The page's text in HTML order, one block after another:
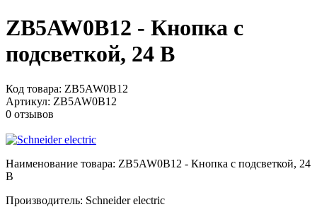
ZB5AW0B12 - Кнопка с
подсветкой, 24 В
Код товара: ZB5AW0B12
Артикул: ZB5AW0B12
0 отзывов
Наименование товара: ZB5AW0B12 - Кнопка с подсветкой, 24
В
Производитель: Schneider electric